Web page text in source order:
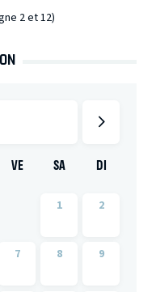
2 et 12)
VE SA DI
1 2
7 8 9